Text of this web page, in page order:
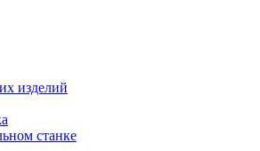
изделий
станке